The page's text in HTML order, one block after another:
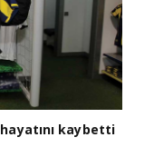
kaybetti